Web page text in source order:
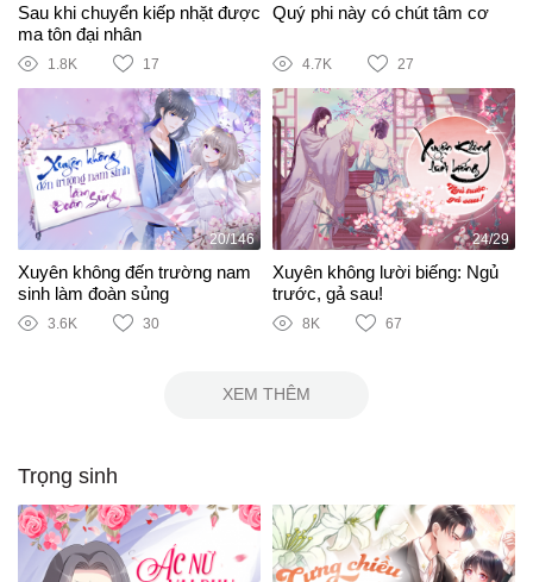
Sau khi chuyển kiếp nhặt được
ma tôn đại nhân
1.8K 17
Quý phi này có chút tâm cơ
4.7K 27
20/146
Xuyên không đến trường nam
sinh làm đoàn sủng
3.6K 30
24/29
Xuyên không lười biếng: Ngủ
trước, gả sau!
8K 67
XEM THÊM
Trọng sinh